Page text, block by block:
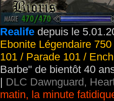
Realife depuis le
Ebonite Légendaire
101 / Parade 101 /
Barbe" de bientôt 40
| DLC Dawnguard,
matin, la minute